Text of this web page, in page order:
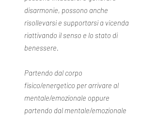
disarmonie, possono anche
risollevarsi e supportarsi a vicenda
riattivando il senso e lo stato di
benessere.
Partendo dal corpo
fisico/energetico per arrivare al
mentale/emozionale oppure
partendo dal mentale/emozionale